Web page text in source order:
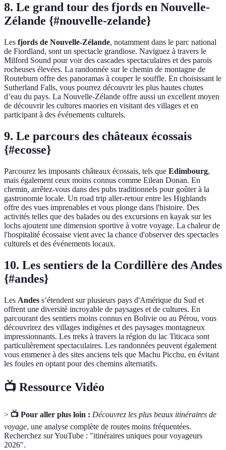
8. Le grand tour des fjords en Nouvelle-
Zélande {#nouvelle-zelande}
Les fjords de Nouvelle-Zélande, notamment dans le parc national
de Fiordland, sont un spectacle grandiose. Naviguez à travers le
Milford Sound pour voir des cascades spectaculaires et des parois
rocheuses élevées. La randonnée sur le chemin de montagne de
Routeburn offre des panoramas à couper le souffle. En choisissant le
Sutherland Falls, vous pourrez découvrir les plus hautes chutes
d’eau du pays. La Nouvelle-Zélande offre aussi un excellent moyen
de découvrir les cultures maories en visitant des villages et en
participant à des événements culturels.
9. Le parcours des châteaux écossais
{#ecosse}
Parcourez les imposants châteaux écossais, tels que Edimbourg,
mais également ceux moins connus comme Eilean Donan. En
chemin, arrêtez-vous dans des pubs traditionnels pour goûter à la
gastronomie locale. Un road trip aller-retour entre les Highlands
offre des vues imprenables et vous plonge dans l'histoire. Des
activités telles que des balades ou des excursions en kayak sur les
lochs ajoutent une dimension sportive à votre voyage. La chaleur de
l'hospitalité écossaise vient avec la chance d'observer des spectacles
culturels et des événements locaux.
10. Les sentiers de la Cordillère des Andes
{#andes}
Les Andes s’étendent sur plusieurs pays d'Amérique du Sud et
offrent une diversité incroyable de paysages et de cultures. En
parcourant des sentiers moins connus en Bolivie ou au Pérou, vous
découvrirez des villages indigènes et des paysages montagneux
impressionnants. Les treks à travers la région du lac Titicaca sont
particulièrement spectaculaires. Les randonnées peuvent également
vous emmener à des sites anciens tels que Machu Picchu, en évitant
les foules en optant pour des chemins alternatifs.
📺 Ressource Vidéo
> 📺 Pour aller plus loin : Découvrez les plus beaux itinéraires de
voyage, une analyse complète de routes moins fréquentées.
Recherchez sur YouTube : "itinéraires uniques pour voyageurs
2026".